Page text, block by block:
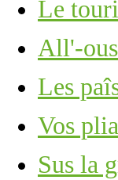
Le
All'-
Les
Vos
Sus la